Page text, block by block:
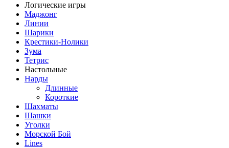
Логические игры
Маджонг
Линии
Шарики
Крестики-Нолики
Зума
Тетрис
Настольные
Нарды
Длинные
Короткие
Шахматы
Шашки
Уголки
Морской Бой
Lines